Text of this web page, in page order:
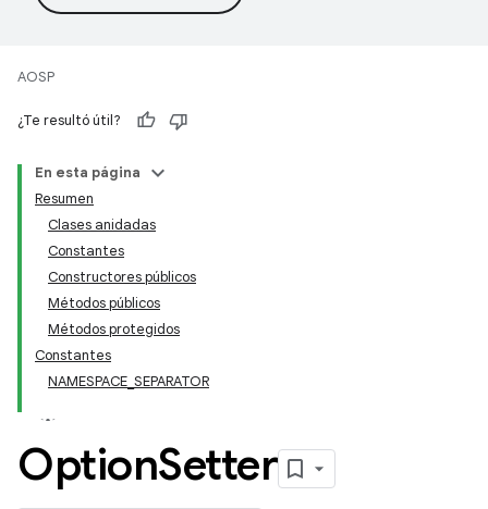
AOSP
¿Te resultó útil?
En esta página
Resumen
Clases anidadas
Constantes
Constructores públicos
Métodos públicos
Métodos protegidos
Constantes
NAMESPACE_SEPARATOR
OptionSetter